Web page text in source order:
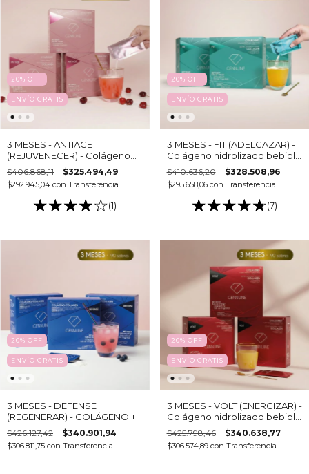
20% OFF
ENVÍO GRATIS
3 MESES - ANTIAGE
(REJUVENECER) - Colágeno
hidrolizado bebible (6 cajas -
15 sobres c/u)
$406.868,11 $325.494,49
$292.945,04 con Transferencia
(1)
20% OFF
ENVÍO GRATIS
3 MESES - FIT (ADELGAZAR) -
Colágeno hidrolizado bebible
(6 cajas - 15 sobres c/u)
$410.636,20 $328.508,96
$295.658,06 con Transferencia
(7)
20% OFF
ENVÍO GRATIS
3 MESES - DEFENSE
(REGENERAR) - COLÁGENO +
Vitaminas, Minerales,
Aminoacidos, CoQ10, Omega
3 (6 cajas - 15 sobres c/u)
$426.127,42 $340.901,94
$306.811,75 con Transferencia
20% OFF
ENVÍO GRATIS
3 MESES - VOLT (ENERGIZAR) -
Colágeno hidrolizado bebible
(6 cajas - 15 sobres c/u)
$425.798,46 $340.638,77
$306.574,89 con Transferencia